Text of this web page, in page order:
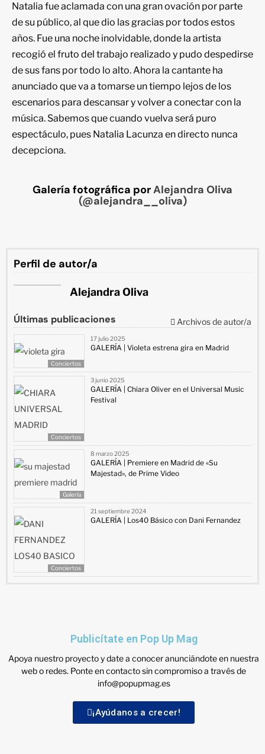
Natalia fue aclamada con una gran ovación por parte
de su público, al que dio las gracias por todos estos
años. Fue una noche inolvidable, donde la artista
recogió el fruto del trabajo realizado y pudo despedirse
de sus fans por todo lo alto. Ahora la cantante ha
anunciado que va a tomarse un tiempo lejos de los
escenarios para descansar y volver a conectar con la
música. Sabemos que cuando vuelva será puro
espectáculo, pues Natalia Lacunza en directo nunca
decepciona.
Galería fotográfica porAlejandra Oliva
(@alejandra__oliva)
Perfil de autor/a
Alejandra Oliva
Últimas publicaciones Archivos de autor/a
Conciertos
17 julio 2025
GALERÍA | Violeta estrena gira en Madrid
Conciertos
3 junio 2025
GALERÍA | Chiara Oliver en el Universal Music
Festival
Galería
8 marzo 2025
GALERÍA | Premiere en Madrid de «Su
Majestad», de Prime Video
Conciertos
21 septiembre 2024
GALERÍA | Los40 Básico con Dani Fernandez
Publicítate en Pop Up Mag
Apoya nuestro proyecto y date a conocer anunciándote en nuestra
web o redes. Ponte en contacto sin compromiso a través de
info@popupmag.es
¡Ayúdanos a crecer!